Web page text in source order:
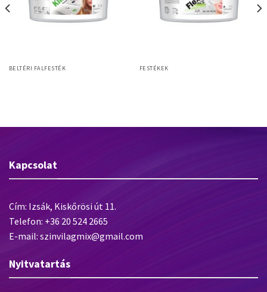
BELTÉRI FALFESTÉK FESTÉKEK
Kapcsolat
Cím: Izsák, Kiskőrösi út 11.
Telefon: +36 20 524 2665
E-mail: szinvilagmix@gmail.com
Nyitvatartás